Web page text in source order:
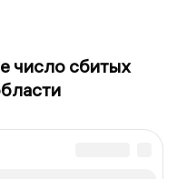
число сбитых